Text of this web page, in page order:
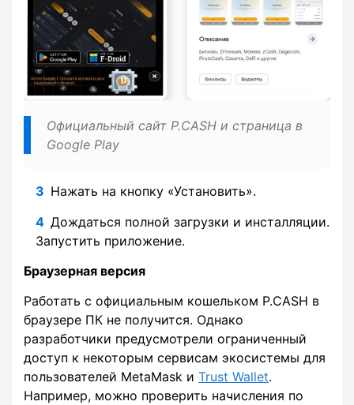
Официальный сайт P.CASH и страница в
Google Play
Нажать на кнопку «Установить».
Дождаться полной загрузки и инсталляции.
Запустить приложение.
Браузерная версия
Работать с официальным кошельком P.CASH в
браузере ПК не получится. Однако
разработчики предусмотрели ограниченный
доступ к некоторым сервисам экосистемы для
пользователей MetaMask и Trust Wallet.
Например, можно проверить начисления по